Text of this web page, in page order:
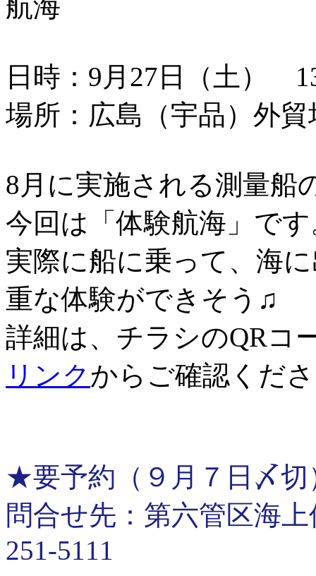
航海
日時：9月27日（土）
場所：広島（宇品）外
8月に実施される測量船
今回は「体験航海」で
実際に船に乗って、海
重な体験ができそう♫
詳細は、チラシのQRコ
リンクからご確認くだ
★要予約（９月７日〆切
問合せ先：第六管区海
251-5111